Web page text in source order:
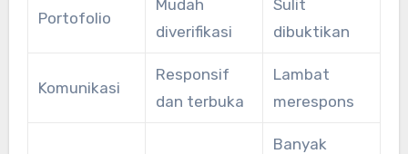
Portofolio
Mudah
diverifikasi
Sulit
dibuktikan
Komunikasi
Responsif
dan terbuka
Lambat
merespons
Banyak